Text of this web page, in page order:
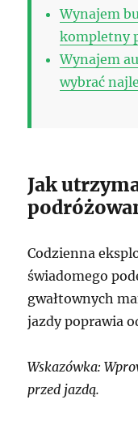
Wynajem
kompletny
Wynajem
wybrać
Jak
Codzienna
świadomego
gwałtownych
jazdy poprawia
Wskazówka:
przed jazdą.